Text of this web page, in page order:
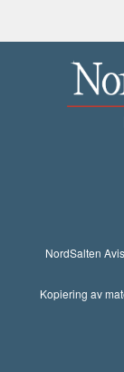
NordSalten
Kopiering av